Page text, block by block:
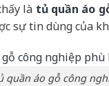
là tủ quần áo
sự tin dùng của
quần áo gỗ công